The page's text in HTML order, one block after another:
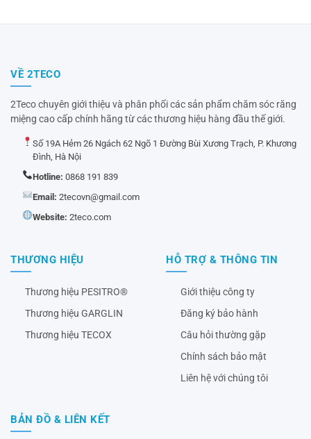
VỀ 2TECO
2Teco chuyên giới thiệu và phân phối các sản phẩm chăm sóc răng
miệng cao cấp chính hãng từ các thương hiệu hàng đầu thế giới.
Số 19A Hẻm 26 Ngách 62 Ngõ 1 Đường Bùi Xương Trạch, P. Khương
Đình, Hà Nội
Hotline: 0868 191 839
Email: 2tecovn@gmail.com
Website: 2teco.com
THƯƠNG HIỆU
Thương hiệu PESITRO®
Thương hiệu GARGLIN
Thương hiệu TECOX
HỖ TRỢ & THÔNG TIN
Giới thiệu công ty
Đăng ký bảo hành
Câu hỏi thường gặp
Chính sách bảo mật
Liên hệ với chúng tôi
BẢN ĐỒ & LIÊN KẾT